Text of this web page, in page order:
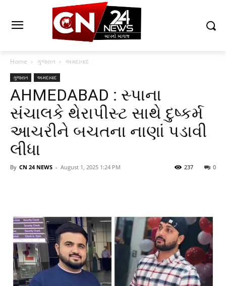
Home ગુજરાત અમદાવાદ
ગુજરાત અમદાવાદ
AHMEDABAD : સ્પાના
સંચાલકે થેરાપીસ્ટ સાથે દુષ્કર્મ
આચરીને બચતના નાણાં પડાવી
લીધા
By CN 24 NEWS - August 1, 2025 1:24 PM 0
237